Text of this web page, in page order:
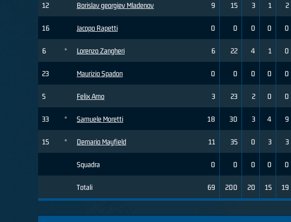
12 Borislav georgiev Mladenov
16 Jacopo Rapetti
6 * Lorenzo Zangheri
23 Maurizio Spadon
5 Felix Amo
33 * Samuele Moretti
15 * Demario Mayfield
Squadra
Totali
9 15 3 1 2
0 0 0 0 0
6 22 4 1 0
0 0 0 0 0
3 23 2 0 0
18 30 3 4 9
11 35 0 3 3
0 0 0 0 0
69 200 20 15 19